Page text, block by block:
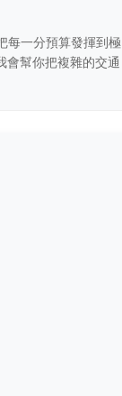
每一分預算發揮到極
會幫你把複雜的交通